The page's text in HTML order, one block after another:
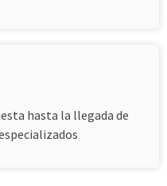
hasta la llegada de